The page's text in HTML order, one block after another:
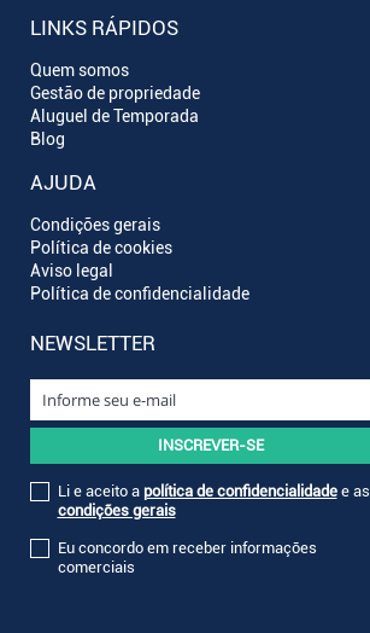
LINKS RÁPIDOS
Quem somos
Gestão de propriedade
Aluguel de Temporada
Blog
AJUDA
Condições gerais
Política de cookies
Aviso legal
Política de confidencialidade
NEWSLETTER
Li e aceito a política de confidencialidadee as
condições gerais
Eu concordo em receber informações
comerciais